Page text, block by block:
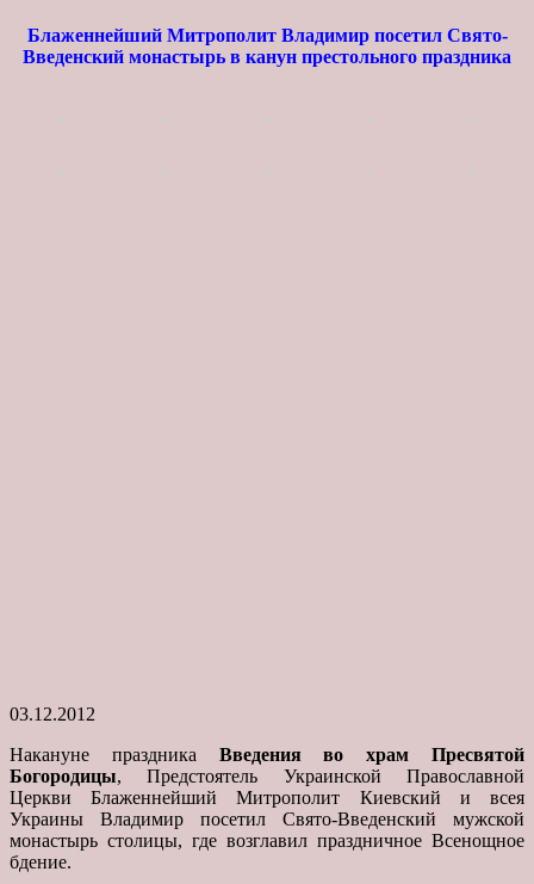
Блаженнейший Митрополит Владимир посетил Свято-
Введенский монастырь в канун престольного праздника
03.12.2012
Накануне праздника Введения во храм Пресвятой
Богородицы, Предстоятель Украинской Православной
Церкви Блаженнейший Митрополит Киевский и всея
Украины Владимир посетил Свято-Введенский мужской
монастырь столицы, где возглавил праздничное Всенощное
бдение.